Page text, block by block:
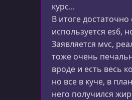
курс...
В итоге достаточно
используется es6,
Заявляется мvc,
тоже очень
вроде и есть весь
но все в куче, в
него получился